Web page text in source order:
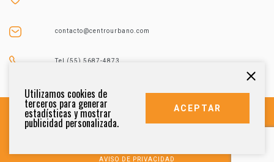
contacto@centrourbano.com
Tel (55) 5687-4873
AVISO DE PRIVACIDAD
Utilizamos cookies de
terceros para generar
estadísticas y mostrar
publicidad personalizada.
ACEPTAR